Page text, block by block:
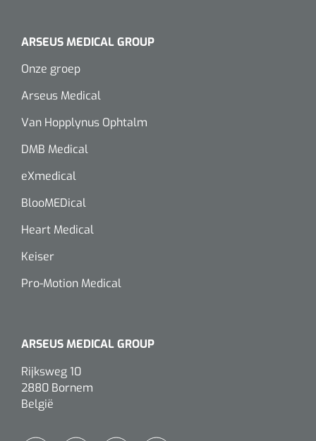
ARSEUS MEDICAL GROUP
Onze groep
Arseus Medical
Van Hopplynus Ophtalm
DMB Medical
eXmedical
BlooMEDical
Heart Medical
Keiser
Pro-Motion Medical
ARSEUS MEDICAL GROUP
Rijksweg 10
2880 Bornem
België